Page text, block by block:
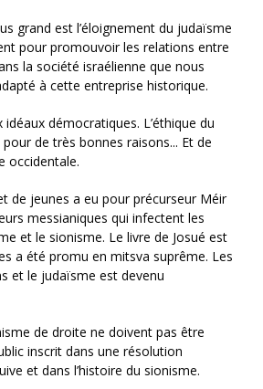
grand est l’éloignement du judaïsme
pour promouvoir les relations entre
la société israélienne que nous
à cette entreprise historique.
démocratiques. L’éthique du
de très bonnes raisons... Et de
occidentale.
de jeunes a eu pour précurseur Méir
messianiques qui infectent les
et le sionisme. Le livre de Josué est
a été promu en mitsva suprême. Les
et le judaïsme est devenu
de droite ne doivent pas être
inscrit dans une résolution
et dans l’histoire du sionisme.